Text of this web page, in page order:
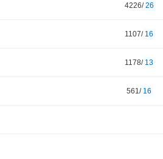
4226/ 26
1107/ 16
1178/ 13
561/ 16